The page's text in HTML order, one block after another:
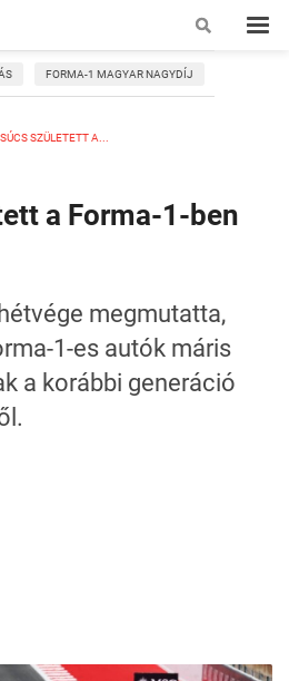
FORMA-1 MAGYAR NAGYDÍJ
SZÜLETETT A...
a Forma-1-ben
megmutatta,
1-es autók máris
a korábbi generáció